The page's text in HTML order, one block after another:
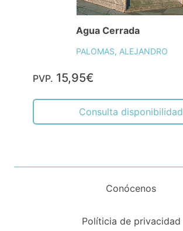
Agua Cerrada
PALOMAS, ALEJANDRO
PVP. 15,95€
Consulta disponibilidad
Conócenos
Políticia de privacidad